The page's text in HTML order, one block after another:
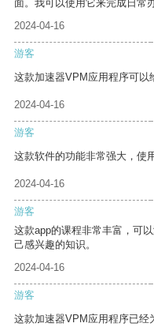
面。我可以使用它来完成日常
2024-04-16
游客
这款加速器VPM应用程序可以
2024-04-16
游客
这款软件的功能非常强大，使
2024-04-16
游客
这款app的课程非常丰富，可
己感兴趣的知识。
2024-04-16
游客
这款加速器VPM应用程序已经